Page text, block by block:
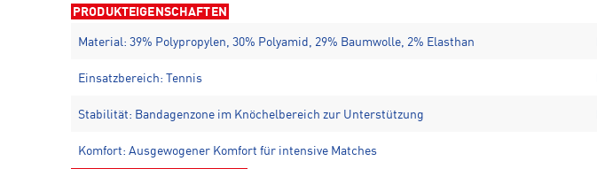
PRODUKTEIGENSCHAFTEN
Material: 39% Polypropylen, 30% Polyamid, 29% Baumwolle, 2% Elasthan
Einsatzbereich: Tennis
Stabilität: Bandagenzone im Knöchelbereich zur Unterstützung
Komfort: Ausgewogener Komfort für intensive Matches